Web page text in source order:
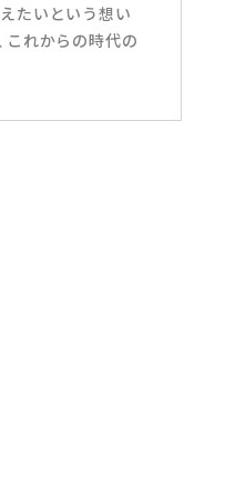
たいという想い
これからの時代の